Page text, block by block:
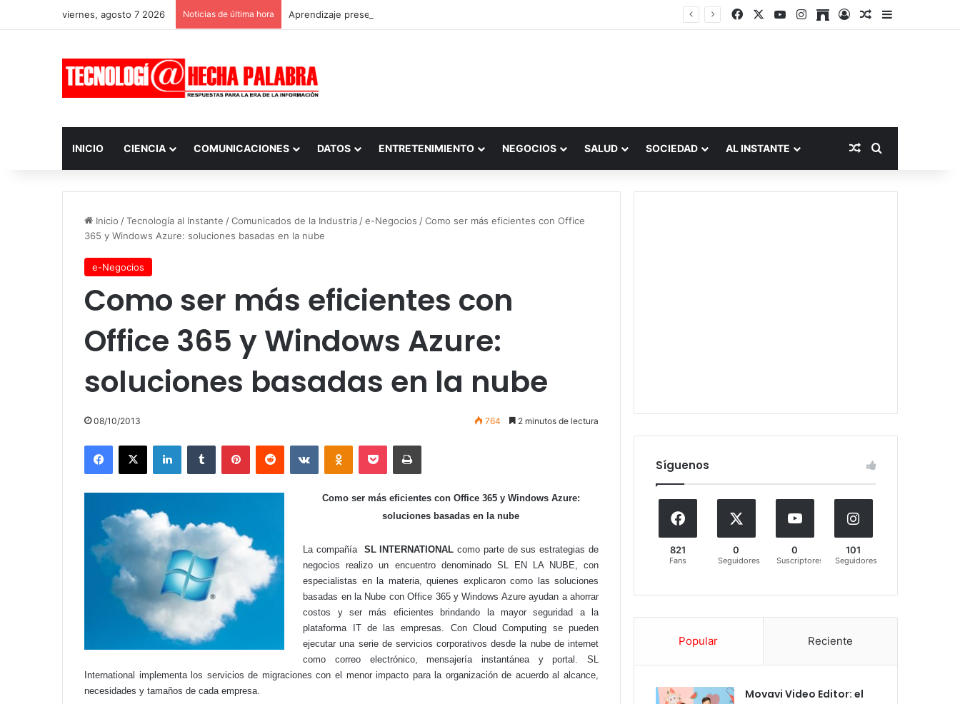
viernes, agosto 7 2026 Noticias de última hora Aprendizaje presencial vs. por internet FacebookYouTubeInstagram
ArchiveAccesoPublicación al
Barra lateral
INICIO CIENCIA COMUNICACIONES DATOS ENTRETENIMIENTO NEGOCIOS SALUD SOCIEDAD AL INSTANTE Publicación al
Buscar por
Inicio /Tecnología al Instante /Comunicados de la Industria /e-Negocios /Como ser más eficientes con Office
365 y Windows Azure: soluciones basadas en la nube
e-Negocios
Como ser más eficientes con
Office 365 y Windows Azure:
soluciones basadas en la nube
08/10/2013 764 2 minutos de lectura
Facebook
X LinkedInTumblr PinterestReddit VKontakteOdnoklassniki
Pocket Imprimir
Como ser más eficientes con Office 365 y Windows Azure:
soluciones basadas en la nube
La compañía SL INTERNATIONAL como parte de sus estrategias de
negocios realizo un encuentro denominado SL EN LA NUBE, con
especialistas en la materia, quienes explicaron como las soluciones
basadas en la Nube con Office 365 y Windows Azure ayudan a ahorrar
costos y ser más eficientes brindando la mayor seguridad a la
plataforma IT de las empresas. Con Cloud Computing se pueden
ejecutar una serie de servicios corporativos desde la nube de internet
como correo electrónico, mensajería instantánea y portal. SL
International implementa los servicios de migraciones con el menor impacto para la organización de acuerdo al alcance,
necesidades y tamaños de cada empresa.
Síguenos
821
Fans
0
Seguidores
0
Suscriptores
101
Seguidores
Popular Reciente
Movavi Video Editor: el